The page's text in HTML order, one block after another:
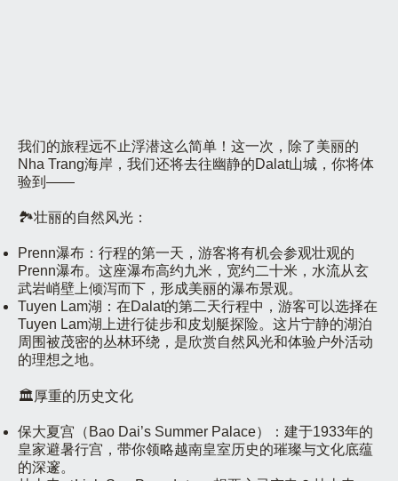
我们的旅程远不止浮潜这么简单！这一次，除了美丽的
Nha Trang海岸，我们还将去往幽静的Dalat山城，你将体
验到——
🏞️壮丽的自然风光：
Prenn瀑布：行程的第一天，游客将有机会参观壮观的
Prenn瀑布。这座瀑布高约九米，宽约二十米，水流从玄
武岩峭壁上倾泻而下，形成美丽的瀑布景观。
Tuyen Lam湖：在Dalat的第二天行程中，游客可以选择在
Tuyen Lam湖上进行徒步和皮划艇探险。这片宁静的湖泊
周围被茂密的丛林环绕，是欣赏自然风光和体验户外活动
的理想之地。
🏛️厚重的历史文化
保大夏宫（Bao Dai’s Summer Palace）：建于1933年的
皇家避暑行宫，带你领略越南皇室历史的璀璨与文化底蕴
的深邃。